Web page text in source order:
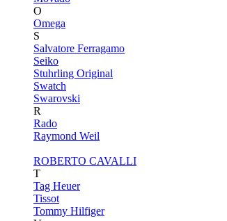
O
Omega
S
Salvatore Ferragamo
Seiko
Stuhrling Original
Swatch
Swarovski
R
Rado
Raymond Weil
ROBERTO CAVALLI
T
Tag Heuer
Tissot
Tommy Hilfiger